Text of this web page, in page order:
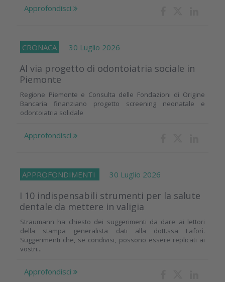
Approfondisci
CRONACA 30 Luglio 2026
Al via progetto di odontoiatria sociale in
Piemonte
Regione Piemonte e Consulta delle Fondazioni di Origine
Bancaria finanziano progetto screening neonatale e
odontoiatria solidale
Approfondisci
APPROFONDIMENTI 30 Luglio 2026
I 10 indispensabili strumenti per la salute
dentale da mettere in valigia
Straumann ha chiesto dei suggerimenti da dare ai lettori
della stampa generalista dati alla dott.ssa Laforì.
Suggerimenti che, se condivisi, possono essere replicati ai
vostri...
Approfondisci